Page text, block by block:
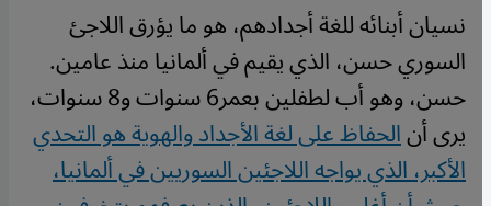
نسيان أبنائه للغة أجدادهم، هو ما يؤرق اللاجئ
السوري حسن، الذي يقيم في ألمانيا منذ عامين.
حسن، وهو أب لطفلين بعمر6 سنوات و8 سنوات،
يرى أنالحفاظ على لغة الأجداد والهوية هو التحدي
الأكبر، الذي يواجه اللاجئين السوريين في ألمانيا،